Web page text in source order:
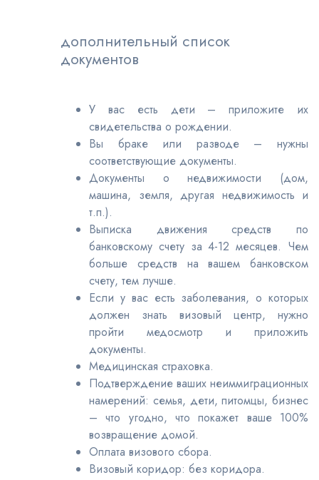
дополнительный список
документов
У вас есть дети – приложите их
свидетельства о рождении.
Вы браке или разводе – нужны
соответствующие документы.
Документы о недвижимости (дом,
машина, земля, другая недвижимость и
т.п.).
Выписка движения средств по
банковскому счету за 4-12 месяцев. Чем
больше средств на вашем банковском
счету, тем лучше.
Если у вас есть заболевания, о которых
должен знать визовый центр, нужно
пройти медосмотр и приложить
документы.
Медицинская страховка.
Подтверждение ваших неиммиграционных
намерений: семья, дети, питомцы, бизнес
– что угодно, что покажет ваше 100%
возвращение домой.
Оплата визового сбора.
Визовый коридор: без коридора.